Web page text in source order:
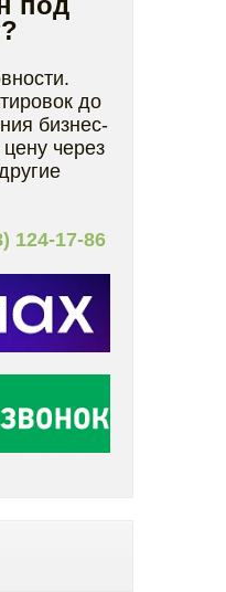
до
бизнес-
через
124-17-86